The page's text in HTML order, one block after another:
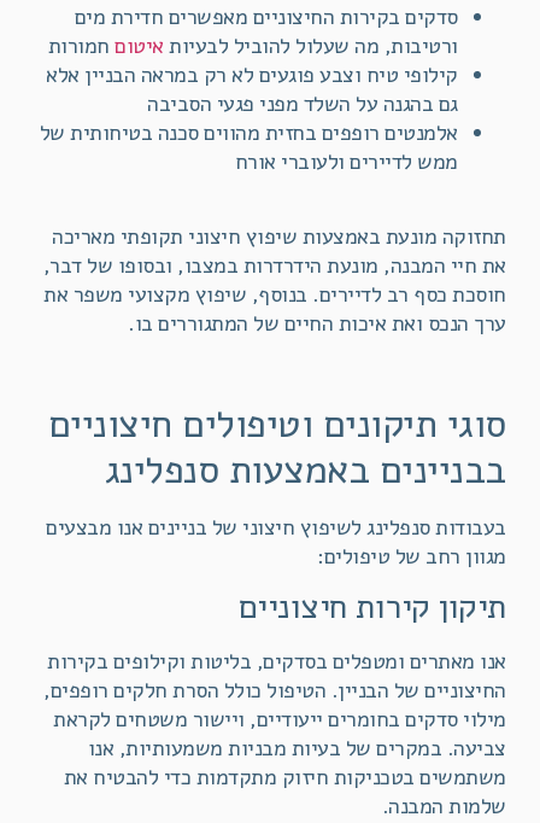
סדקים בקירות החיצוניים מאפשרים חדירת מים
ורטיבות, מה שעלול להוביל לבעיות איטוםחמורות
קילופי טיח וצבע פוגעים לא רק במראה הבניין אלא
גם בהגנה על השלד מפני פגעי הסביבה
אלמנטים רופפים בחזית מהווים סכנה בטיחותית של
ממש לדיירים ולעוברי אורח
תחזוקה מונעת באמצעות שיפוץ חיצוני תקופתי מאריכה
את חיי המבנה, מונעת הידרדרות במצבו, ובסופו של דבר,
חוסכת כסף רב לדיירים. בנוסף, שיפוץ מקצועי משפר את
ערך הנכס ואת איכות החיים של המתגוררים בו.
סוגי תיקונים וטיפולים חיצוניים
בבניינים באמצעות סנפלינג
בעבודות סנפלינג לשיפוץ חיצוני של בניינים אנו מבצעים
מגוון רחב של טיפולים:
תיקון קירות חיצוניים
אנו מאתרים ומטפלים בסדקים, בליטות וקילופים בקירות
החיצוניים של הבניין. הטיפול כולל הסרת חלקים רופפים,
מילוי סדקים בחומרים ייעודיים, ויישור משטחים לקראת
צביעה. במקרים של בעיות מבניות משמעותיות, אנו
משתמשים בטכניקות חיזוק מתקדמות כדי להבטיח את
שלמות המבנה.